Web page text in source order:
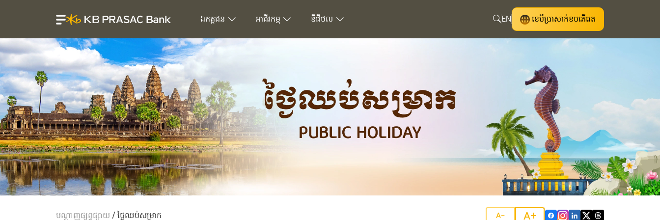
ឯកត្តជន អាជីវកម្ម ឌីជីថល EN ខេប៊ីប្រាសាក់ខបភើរេត
បណ្តាញផ្សព្វផ្សាយ /ថ្ងៃឈប់សម្រាក A- A+